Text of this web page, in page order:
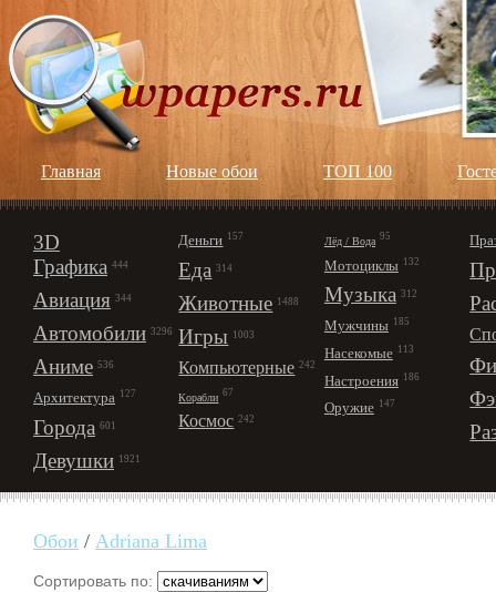
Главная Новые обои ТОП 100
3D
Графика 444
Авиация 344
Автомобили 3296
Аниме 536
Архитектура 127
Города 601
Девушки 1921
Деньги 157
Еда 314
Животные 1488
Игры 1003
Компьютерные 242
Корабли 67
Космос 242
Лёд / Вода 95
Мотоциклы 132
Музыка 312
Мужчины 185
Насекомые 113
Настроения 186
Оружие 147
Обои / Adriana Lima
Сортировать по: